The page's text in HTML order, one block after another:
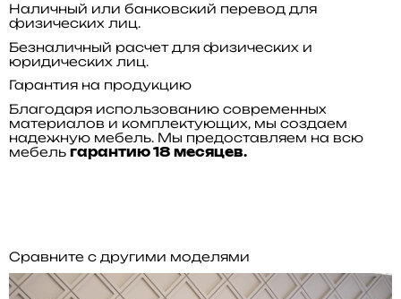
Наличный или банковский перевод для
физических лиц.
Безналичный расчет для физических и
юридических лиц.
Гарантия на продукцию
Благодаря использованию современных
материалов и комплектующих, мы создаем
надежную мебель. Мы предоставляем на всю
мебель гарантию 18 месяцев.
Сравните с другими моделями